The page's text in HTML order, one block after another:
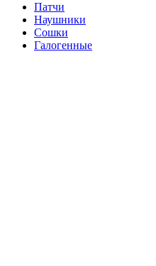
Патчи
Наушники
Сошки
Галогенные